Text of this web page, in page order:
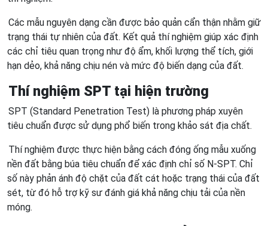
Các mẫu nguyên dạng cần được bảo quản cẩn thận nhằm giữ
trạng thái tự nhiên của đất. Kết quả thí nghiệm giúp xác định
các chỉ tiêu quan trọng như độ ẩm, khối lượng thể tích, giới
hạn dẻo, khả năng chịu nén và mức độ biến dạng của đất.
Thí nghiệm SPT tại hiện trường
SPT (Standard Penetration Test) là phương pháp xuyên
tiêu chuẩn được sử dụng phổ biến trong khảo sát địa chất.
Thí nghiệm được thực hiện bằng cách đóng ống mẫu xuống
nền đất bằng búa tiêu chuẩn để xác định chỉ số N-SPT. Chỉ
số này phản ánh độ chặt của đất cát hoặc trạng thái của đất
sét, từ đó hỗ trợ kỹ sư đánh giá khả năng chịu tải của nền
móng.